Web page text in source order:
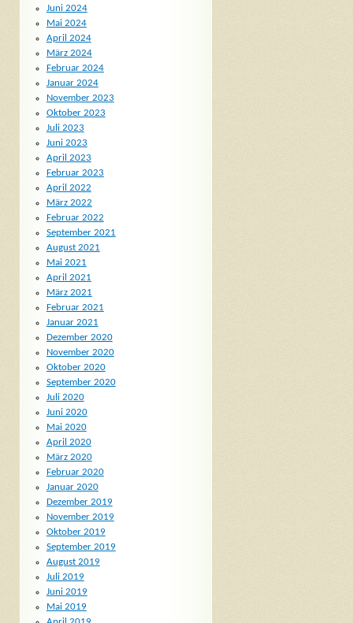
Juni 2024
Mai 2024
April 2024
März 2024
Februar 2024
Januar 2024
November 2023
Oktober 2023
Juli 2023
Juni 2023
April 2023
Februar 2023
April 2022
März 2022
Februar 2022
September 2021
August 2021
Mai 2021
April 2021
März 2021
Februar 2021
Januar 2021
Dezember 2020
November 2020
Oktober 2020
September 2020
Juli 2020
Juni 2020
Mai 2020
April 2020
März 2020
Februar 2020
Januar 2020
Dezember 2019
November 2019
Oktober 2019
September 2019
August 2019
Juli 2019
Juni 2019
Mai 2019